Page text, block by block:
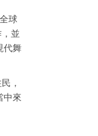
球
並
代舞
，
中來